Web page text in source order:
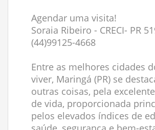
Agendar uma visita!
Soraia Ribeiro - CRECI- PR
(44)99125-4668
Entre as melhores cidades
viver, Maringá (PR) se
outras coisas, pela
de vida, proporcionada
pelos elevados índices de